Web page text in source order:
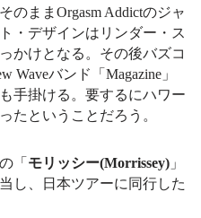
のままOrgasm Addictのジャ
・デザインはリンダー・ス
かけとなる。その後バズコ
Waveバンド「Magazine」
手掛ける。要するにハワー
たということだろう。
「 モリッシー(Morrissey) 」
し、日本ツアーに同行した